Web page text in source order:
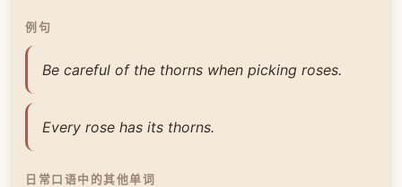
例句
Be careful of the thorns when picking roses.
Every rose has its thorns.
日常口语中的其他单词